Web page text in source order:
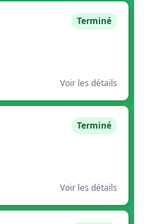
Terminé
Voir les détails
Terminé
Voir les détails